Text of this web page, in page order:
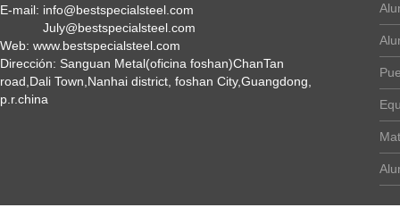
E-mail: info@bestspecialsteel.com
July@bestspecialsteel.com
Web: www.bestspecialsteel.com
Dirección: Sanguan Metal(oficina foshan)ChanTan
road,Dali Town,Nanhai district, foshan City,Guangdong,
p.r.china